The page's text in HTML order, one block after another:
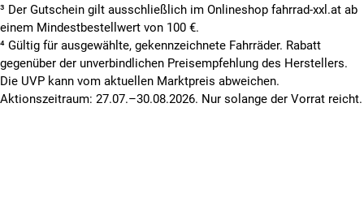
³ Der Gutschein gilt ausschließlich im Onlineshop fahrrad-xxl.at ab
einem Mindestbestellwert von 100 €.
⁴ Gültig für ausgewählte, gekennzeichnete Fahrräder. Rabatt
gegenüber der unverbindlichen Preisempfehlung des Herstellers.
Die UVP kann vom aktuellen Marktpreis abweichen.
Aktionszeitraum: 27.07.–30.08.2026. Nur solange der Vorrat reicht.